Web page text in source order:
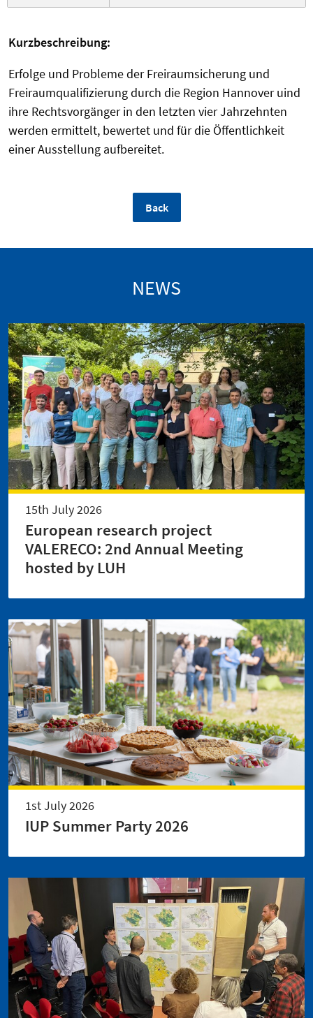
Kurzbeschreibung:
Erfolge und Probleme der Freiraumsicherung und
Freiraumqualifizierung durch die Region Hannover uind
ihre Rechtsvorgänger in den letzten vier Jahrzehnten
werden ermittelt, bewertet und für die Öffentlichkeit
einer Ausstellung aufbereitet.
Back
NEWS
15th July 2026
European research project
VALERECO: 2nd Annual Meeting
hosted by LUH
1st July 2026
IUP Summer Party 2026